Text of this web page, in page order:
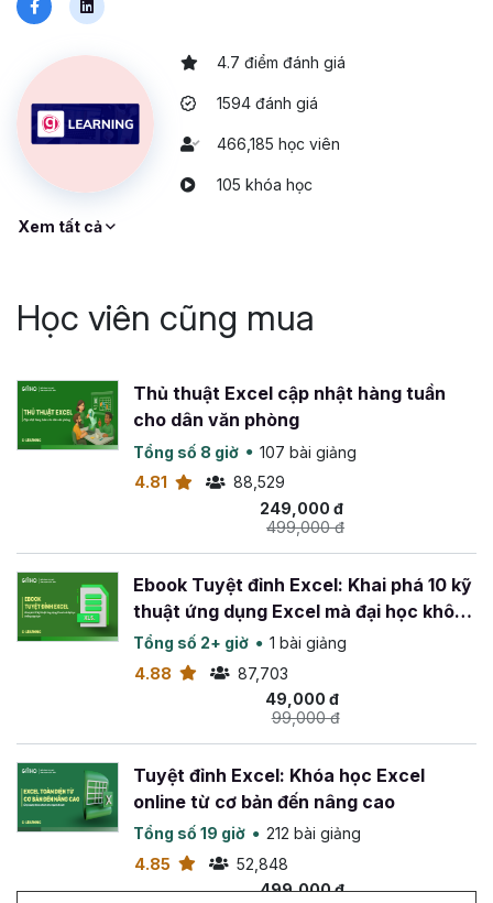
4.7 điểm đánh giá
1594 đánh giá
466,185 học viên
105 khóa học
Xem tất cả
Học viên cũng mua
Thủ thuật Excel cập nhật hàng tuần
cho dân văn phòng
Tổng số 8 giờ
107 bài giảng
4.81
88,529
249,000 đ
499,000 đ
Ebook Tuyệt đỉnh Excel: Khai phá 10 kỹ
thuật ứng dụng Excel mà đại học không
dạy bạn
Tổng số 2+ giờ
1 bài giảng
4.88
87,703
49,000 đ
99,000 đ
Tuyệt đỉnh Excel: Khóa học Excel
online từ cơ bản đến nâng cao
Tổng số 19 giờ
212 bài giảng
4.85
52,848
499,000 đ